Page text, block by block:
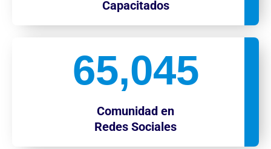
Capacitados
65,045
Comunidad en
Redes Sociales